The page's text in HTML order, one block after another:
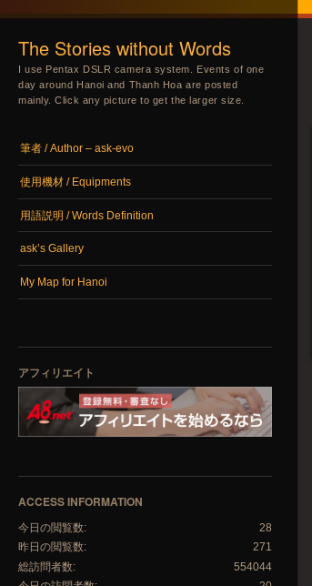
The Stories without Words
I use Pentax DSLR camera system. Events of one
day around Hanoi and Thanh Hoa are posted
mainly. Click any picture to get the larger size.
メニュー
コンテンツへスキップ
筆者 / Author – ask-evo
使用機材 / Equipments
用語説明 / Words Definition
ask’s Gallery
My Map for Hanoi
アフィリエイト
ACCESS INFORMATION
28
今日の閲覧数:
271
昨日の閲覧数:
554044
総訪問者数: